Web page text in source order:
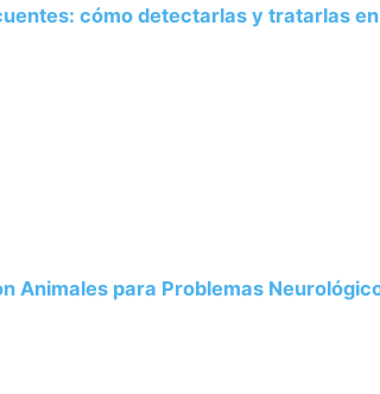
cómo detectarlas y tratarlas
Animales para Problemas